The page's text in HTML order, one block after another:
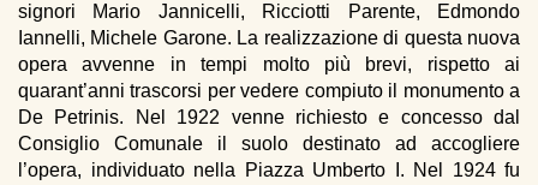
signori Mario Jannicelli, Ricciotti Parente, Edmondo
Iannelli, Michele Garone. La realizzazione di questa nuova
opera avvenne in tempi molto più brevi, rispetto ai
quarant’anni trascorsi per vedere compiuto il monumento a
De Petrinis. Nel 1922 venne richiesto e concesso dal
Consiglio Comunale il suolo destinato ad accogliere
l’opera, individuato nella Piazza Umberto I. Nel 1924 fu